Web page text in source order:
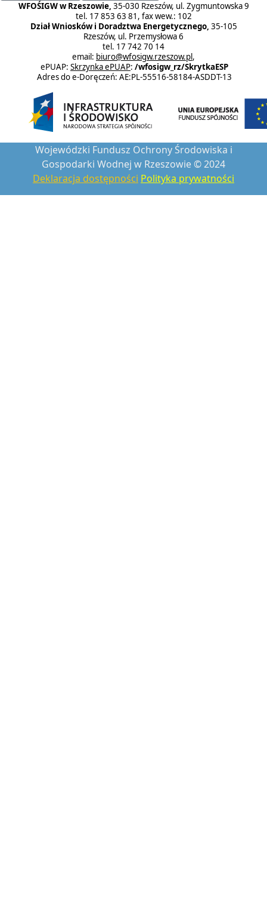
WFOŚIGW w Rzeszowie, 35-030 Rzeszów, ul. Zygmuntowska 9
tel. 17 853 63 81, fax wew.: 102
Dział Wniosków i Doradztwa Energetycznego, 35-105
Rzeszów, ul. Przemysłowa 6
tel. 17 742 70 14
email: biuro@wfosigw.rzeszow.pl,
ePUAP: Skrzynka ePUAP: /wfosigw_rz/SkrytkaESP
Adres do e-Doręczeń: AE:PL-55516-58184-ASDDT-13
Wojewódzki Fundusz Ochrony Środowiska i
Gospodarki Wodnej w Rzeszowie © 2024
Deklaracja dostępności Polityka prywatności